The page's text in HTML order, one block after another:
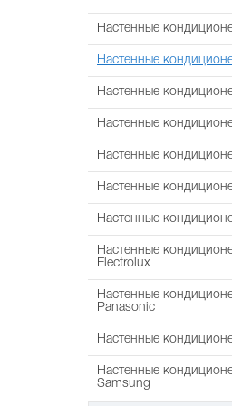
Настенные
Настенные
Настенные
Настенные
Настенные
Настенные
Настенные
Настенные
Electrolux
Настенные
Panasonic
Настенные
Настенные
Samsung